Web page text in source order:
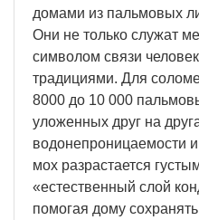
домами из пальмовых
Они не только служат
символом связи
традициями. Для
8000 до 10 000
уложенных друг на
водонепроницаемости
мох разрастается
«естественный слой
помогая дому